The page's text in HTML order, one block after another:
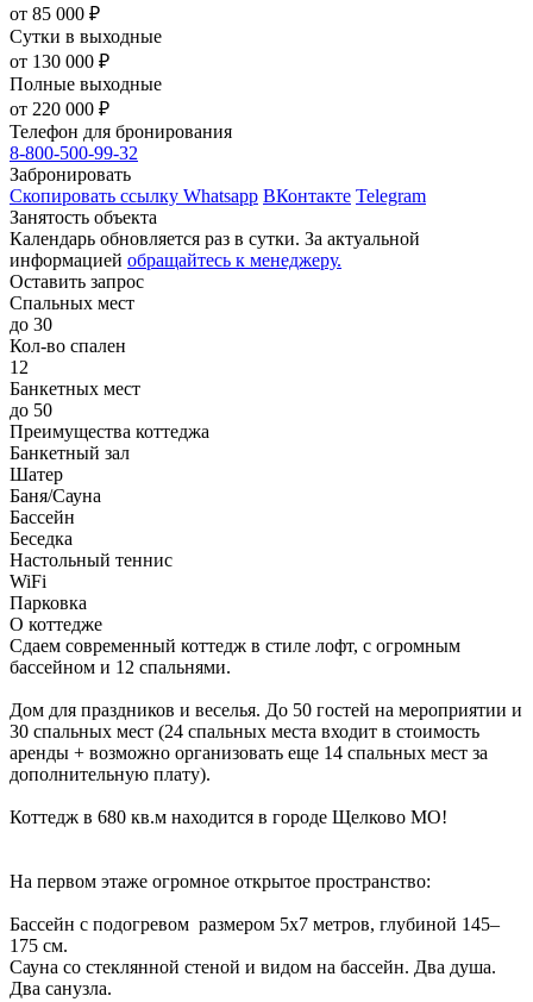
от 85 000 ₽
Сутки в выходные
от 130 000 ₽
Полные выходные
от 220 000 ₽
Телефон для бронирования
8-800-500-99-32
Забронировать
Скопировать ссылку Whatsapp ВКонтакте Telegram
Занятость объекта
Календарь обновляется раз в сутки. За актуальной
информацией обращайтесь к менеджеру.
Оставить запрос
Спальных мест
до 30
Кол-во спален
12
Банкетных мест
до 50
Преимущества коттеджа
Банкетный зал
Шатер
Баня/Сауна
Бассейн
Беседка
Настольный теннис
WiFi
Парковка
О коттедже
Сдаем современный коттедж в стиле лофт, с огромным
бассейном и 12 спальнями.
Дом для праздников и веселья. До 50 гостей на мероприятии и
30 спальных мест (24 спальных места входит в стоимость
аренды + возможно организовать еще 14 спальных мест за
дополнительную плату).
Коттедж в 680 кв.м находится в городе Щелково МО!
На первом этаже огромное открытое пространство:
Бассейн с подогревом размером 5х7 метров, глубиной 145–
175 см.
Сауна со стеклянной стеной и видом на бассейн. Два душа.
Два санузла.